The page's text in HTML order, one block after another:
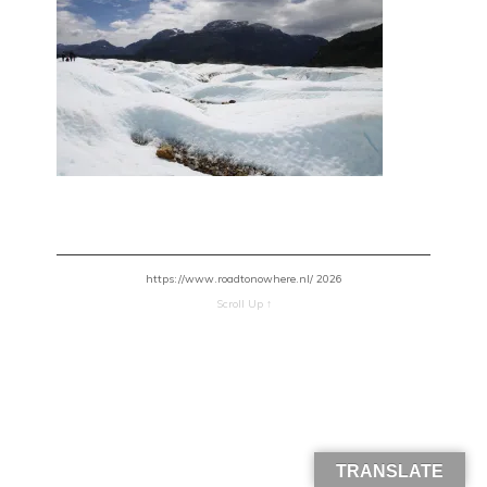
https://www.roadtonowhere.nl/ 2026
Scroll Up ↑
TRANSLATE